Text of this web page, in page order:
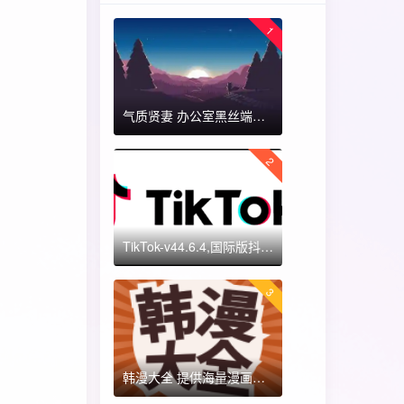
1
气质贤妻 办公室黑丝端木蓉 国漫女神 ​​​
2
TikTok-v44.6.4,国际版抖音海外畅享,免拔卡体验!附保姆级详细使用指南
3
韩漫大全 提供海量漫画资源